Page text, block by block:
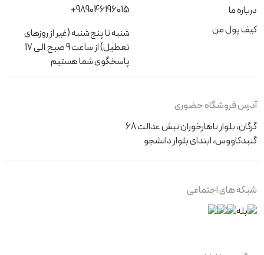
درباره ما
کیف پول من
+989046196015
شنبه تا پنج‌شنبه (غیر از روزهای
تعطیل) از ساعت 9 صبح الی 17
پاسخگوی شما هستیم
آدرس فروشگاه حضوری
گرگان، بلوار ناهارخوران نبش عدالت 68
گنبدکاووس، ابتدای بلوار دانشجو
شبکه های اجتماعی